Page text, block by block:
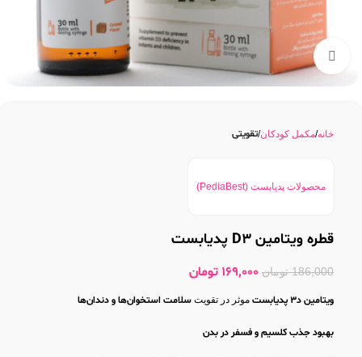
بزرگنمایی تصویر
خانه مکمل کودکان تقویتی
محصولات پدیابست (PediaBest)
قطره ویتامین D3 پدیابست
186,000 تومان 169,000 تومان
ویتامین د3 پدیابست موثر در تقویت سلامت استخوان‌ها و دندان‌ها
بهبود جذب کلسیم و فسفر در بدن